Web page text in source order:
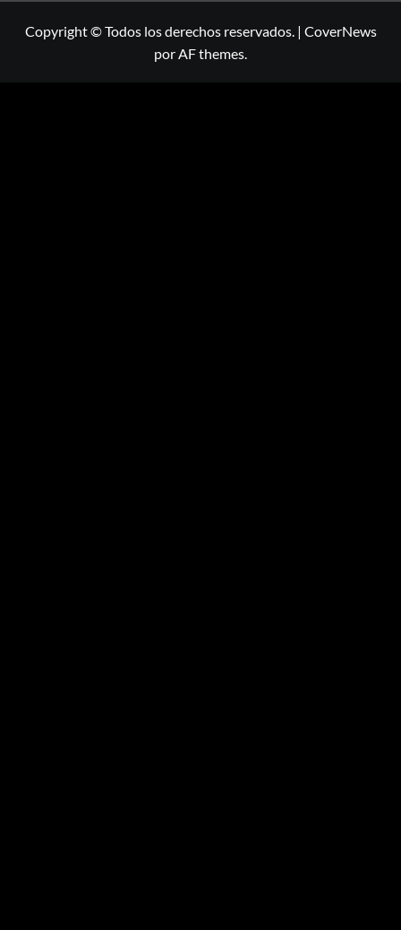
Copyright © Todos los derechos reservados. | CoverNews
por AF themes.